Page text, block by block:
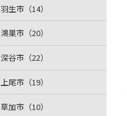
羽生市（14）
鴻巣市（20）
深谷市（22）
上尾市（19）
草加市（10）